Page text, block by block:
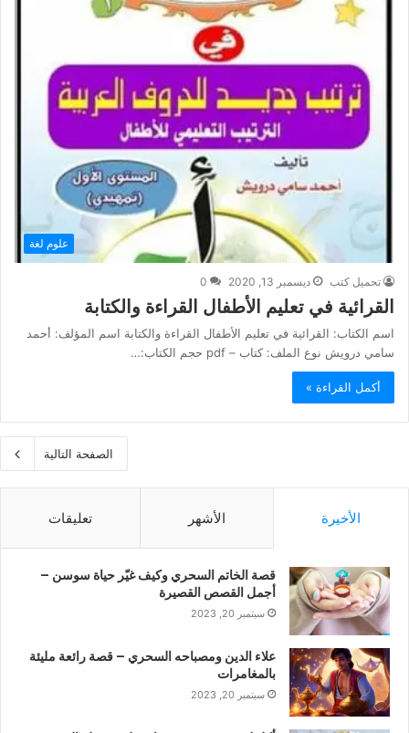
علوم لغة
تحميل كتب ديسمبر 13, 2020 0
القرائية في تعليم الأطفال القراءة والكتابة
اسم الكتاب: القرائية في تعليم الأطفال القراءة والكتابة اسم المؤلف: أحمد
سامي درويش نوع الملف: كتاب – pdf حجم الكتاب:…
أكمل القراءة »
الصفحة التالية
الأخيرة الأشهر تعليقات
قصة الخاتم السحري وكيف غيّر حياة سوسن –
أجمل القصص القصيرة
سبتمبر 20, 2023
علاء الدين ومصباحه السحري – قصة رائعة مليئة
بالمغامرات
سبتمبر 20, 2023